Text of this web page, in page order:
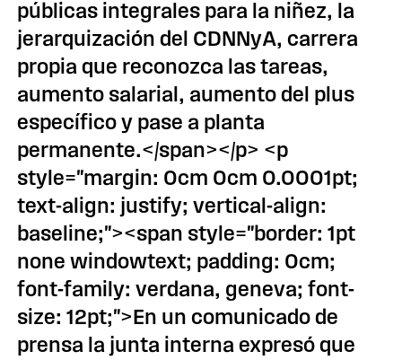
públicas integrales para la niñez, la
jerarquización del CDNNyA, carrera
propia que reconozca las tareas,
aumento salarial, aumento del plus
específico y pase a planta
permanente.</span></p> <p
style="margin: 0cm 0cm 0.0001pt;
text-align: justify; vertical-align:
baseline;"><span style="border: 1pt
none windowtext; padding: 0cm;
font-family: verdana, geneva; font-
size: 12pt;">En un comunicado de
prensa la junta interna expresó que